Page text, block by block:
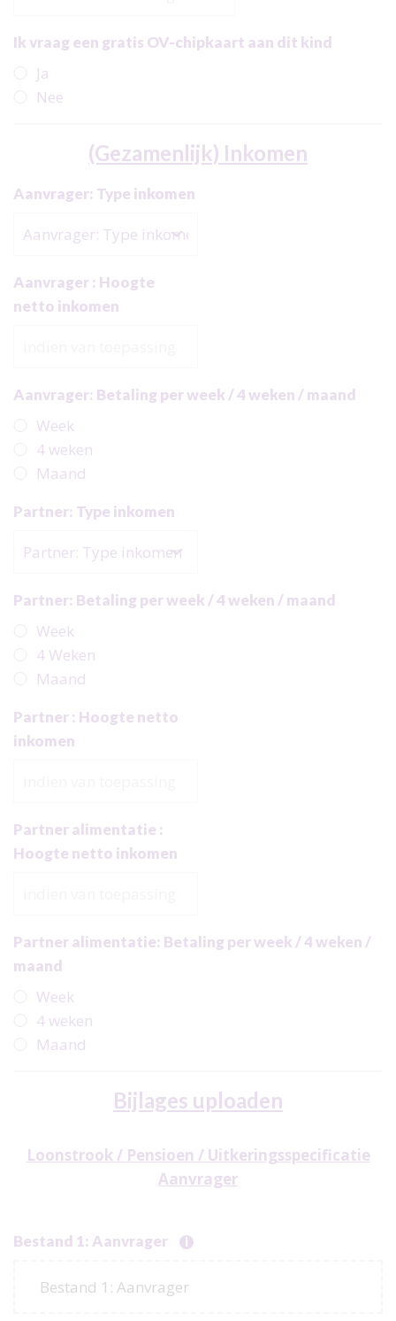
Ik vraag een gratis OV-chipkaart aan dit kind
Ja
Nee
(Gezamenlijk) Inkomen
Aanvrager: Type inkomen
Aanvrager : Hoogte
netto inkomen
Aanvrager: Betaling per week / 4 weken / maand
Week
4 weken
Maand
Partner: Type inkomen
Partner: Betaling per week / 4 weken / maand
Week
4 Weken
Maand
Partner : Hoogte netto
inkomen
Partner alimentatie :
Hoogte netto inkomen
Partner alimentatie: Betaling per week / 4 weken /
maand
Week
4 weken
Maand
Bijlages uploaden
Loonstrook / Pensioen / Uitkeringsspecificatie
Aanvrager
Bestand 1: Aanvrager i
Bestand 1: Aanvrager